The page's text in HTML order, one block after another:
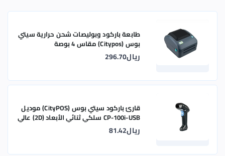
طابعة باركود وبوليصات شحن حرارية سيتي
بوس (Citypos) مقاس 4 بوصة
ريال296.70
قارئ باركود سيتي بوس (CityPOS) موديل
CP-100i-USB سلكي ثنائي الأبعاد (2D) عالي
الكفاءة
ريال81.42